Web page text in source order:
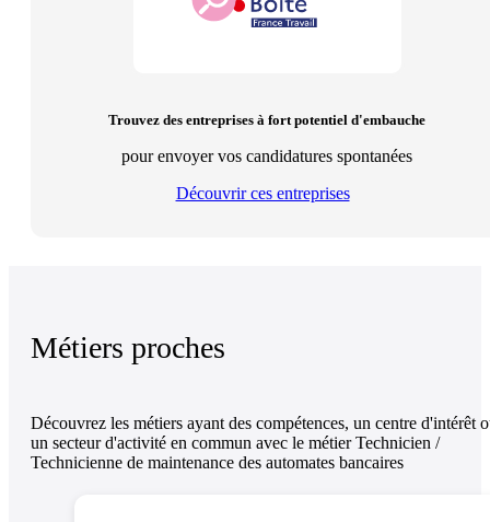
Trouvez des entreprises à fort potentiel d'embauche
pour envoyer vos candidatures spontanées
Découvrir ces entreprises
Métiers proches
Découvrez les métiers ayant des compétences, un centre d'intérêt
un secteur d'activité en commun avec le métier Technicien /
Technicienne de maintenance des automates bancaires